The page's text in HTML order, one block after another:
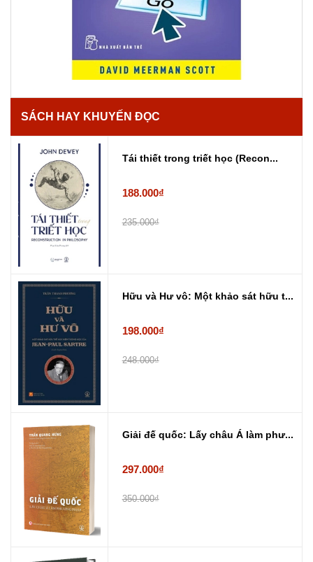
SÁCH HAY KHUYẾN ĐỌC
Tái thiết trong triết học (Recon...
188.000₫
235.000₫
Hữu và Hư vô: Một khảo sát hữu t...
198.000₫
248.000₫
Giải đế quốc: Lấy châu Á làm phư...
297.000₫
350.000₫